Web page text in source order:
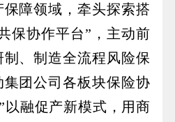
障领域，牵头探索搭
保协作平台”，主动前
、制造全流程风险保
团公司各板块保险协
以融促产新模式，用商